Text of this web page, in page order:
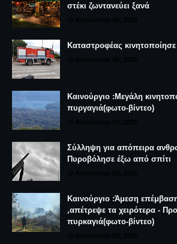
στέκι ζωντανεύει ξανά
Καταστροφέας
Καινούργιο :Μεγάλη
πυργαγιά(φωτο-βίντεο)
Σύλληψη για απόπειρα
Πυροβόλησε έξω από σπίτι
Καινούργιο :Άμεση
,απέτρεψε τα χειρότερα -
πυρκαγιά(φωτο-βίντεο)